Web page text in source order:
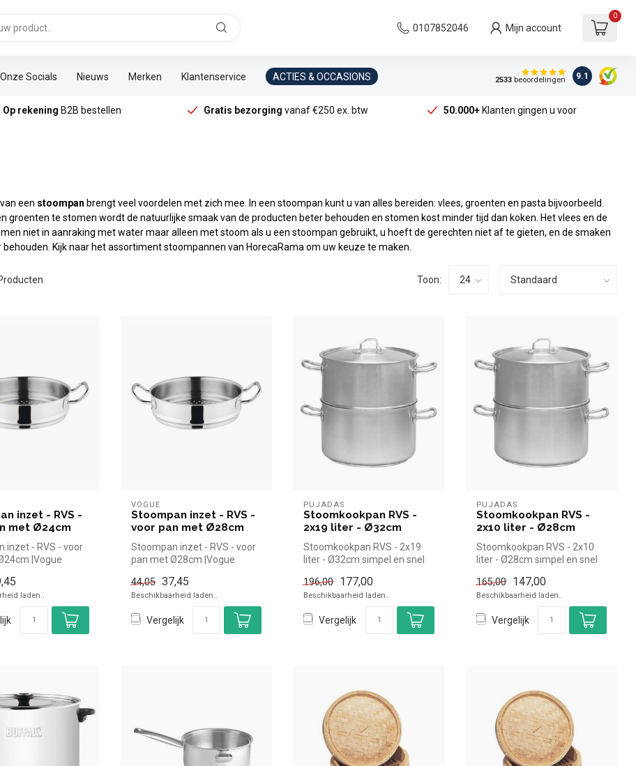
0107852046 Mijn account
0
Onze Socials Nieuws Merken Klantenservice ACTIES & OCCASIONS 2533beoordelingen 9.1
Op rekening B2B bestellen Gratis bezorging vanaf €250 ex. btw 50.000+Klanten gingen u voor
een stoompan brengt veel voordelen met zich mee. In een stoompan kunt u van alles bereiden: vlees, groenten en pasta bijvoorbeeld.
groenten te stomen wordt de natuurlijke smaak van de producten beter behouden en stomen kost minder tijd dan koken. Het vlees en de
niet in aanraking met water maar alleen met stoom als u een stoompan gebruikt, u hoeft de gerechten niet af te gieten, en de smaken
behouden. Kijk naar het assortiment stoompannen van HorecaRama om uw keuze te maken.
Toon:
inzet - RVS -
met Ø24cm
inzet - RVS - voor
|Vogue
laden..
VOGUE
Stoompan inzet - RVS -
voor pan met Ø28cm
Stoompan inzet - RVS - voor
pan met Ø28cm |Vogue
d...
44,05 37,45
Beschikbaarheid laden..
Vergelijk
PUJADAS
Stoomkookpan RVS -
2x19 liter - Ø32cm
Stoomkookpan RVS - 2x19
liter - Ø32cm simpel en snel
196,00 177,00
Beschikbaarheid laden..
Vergelijk
PUJADAS
Stoomkookpan RVS -
2x10 liter - Ø28cm
Stoomkookpan RVS - 2x10
liter - Ø28cm simpel en snel
165,00 147,00
Beschikbaarheid laden..
Vergelijk